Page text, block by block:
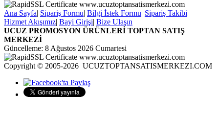
Ana Sayfa| Sipariş Formu| Bilgi İstek Formu| Sipariş Takibi
Hizmet Akışımız| Bayi Girişi| Bize Ulaşın
UCUZ PROMOSYON ÜRÜNLERİ TOPTAN SATIŞ
MERKEZİ
Güncelleme: 8 Ağustos 2026 Cumartesi
Copyright © 2005-2026 UCUZTOPTANSATISMERKEZI.COM